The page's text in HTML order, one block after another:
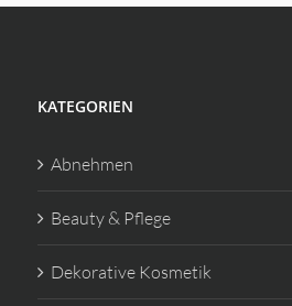
KATEGORIEN
Abnehmen
Beauty & Pflege
Dekorative Kosmetik